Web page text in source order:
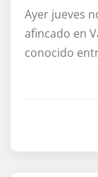
Ayer jueves
afincado en
conocido
Buena